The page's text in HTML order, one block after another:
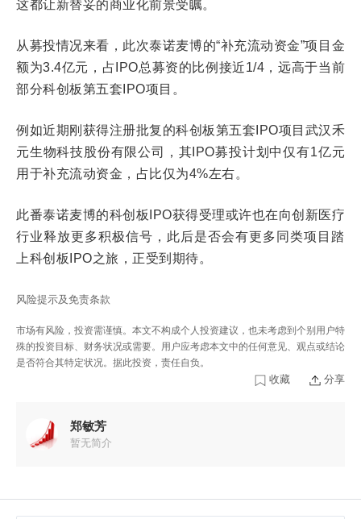
这都让新替妥的商业化前景受瞩。
从募投情况来看，此次泰诺麦博的“补充流动资金”项目金
额为3.4亿元，占IPO总募资的比例接近1/4，远高于当前
部分科创板第五套IPO项目。
例如近期刚获得注册批复的科创板第五套IPO项目武汉禾
元生物科技股份有限公司，其IPO募投计划中仅有1亿元
用于补充流动资金，占比仅为4%左右。
此番泰诺麦博的科创板IPO获得受理或许也在向创新医疗
行业释放更多积极信号，此后是否会有更多同类项目踏
上科创板IPO之旅，正受到期待。
风险提示及免责条款
市场有风险，投资需谨慎。本文不构成个人投资建议，也未考虑到个别用户特
殊的投资目标、财务状况或需要。用户应考虑本文中的任何意见、观点或结论
是否符合其特定状况。据此投资，责任自负。
收藏 分享
郑敏芳
暂无简介